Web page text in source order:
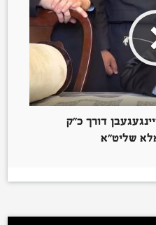
דורך כ”ק
שליט”א